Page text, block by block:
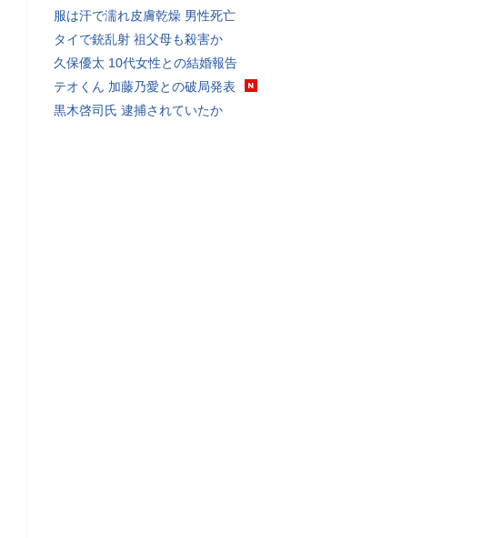
服は汗で濡れ皮膚乾燥 男性死亡
タイで銃乱射 祖父母も殺害か
久保優太 10代女性との結婚報告
テオくん 加藤乃愛との破局発表
黒木啓司氏 逮捕されていたか